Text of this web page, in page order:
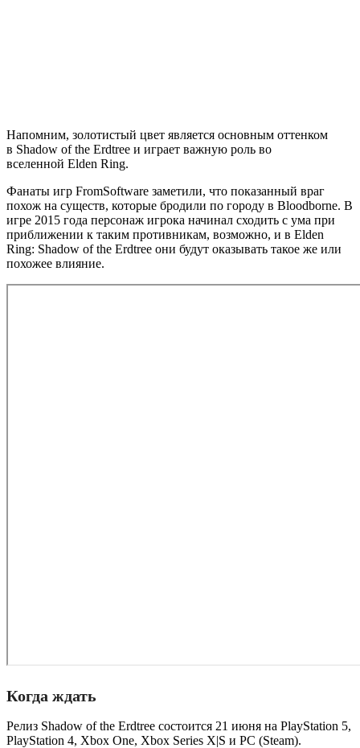
Напомним, золотистый цвет является основным оттенком
в Shadow of the Erdtree и играет важную роль во
вселенной Elden Ring.
Фанаты игр FromSoftware заметили, что показанный враг
похож на существ, которые бродили по городу в Bloodborne. В
игре 2015 года персонаж игрока начинал сходить с ума при
приближении к таким противникам, возможно, и в Elden
Ring: Shadow of the Erdtree они будут оказывать такое же или
похожее влияние.
Когда ждать
Релиз Shadow of the Erdtree состоится 21 июня на PlayStation 5,
PlayStation 4, Xbox One, Xbox Series X|S и PC (Steam).